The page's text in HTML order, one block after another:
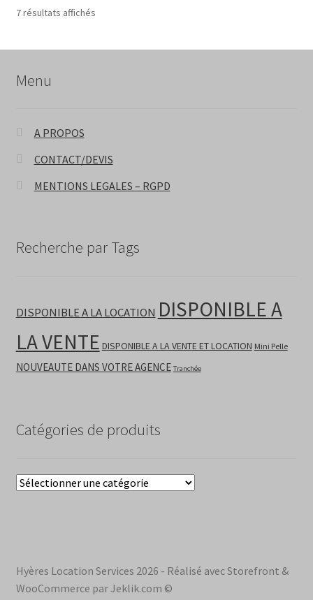
7 résultats affichés
Menu
A PROPOS
CONTACT/DEVIS
MENTIONS LEGALES – RGPD
Recherche par Tags
DISPONIBLE A LA LOCATION DISPONIBLE A
LA VENTE DISPONIBLE A LA VENTE ET LOCATION Mini Pelle
NOUVEAUTE DANS VOTRE AGENCE Tranchée
Catégories de produits
Hyères Location Services 2026 - Réalisé avec Storefront &
WooCommerce par Jeklik.com ©